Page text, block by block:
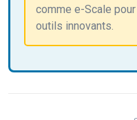
comme e-Scale
outils innovants.